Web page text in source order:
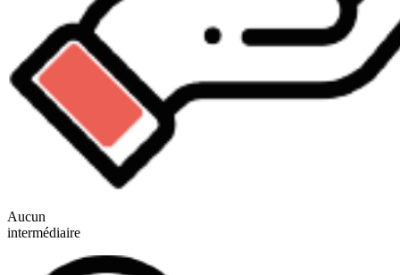
Aucun
intermédiaire